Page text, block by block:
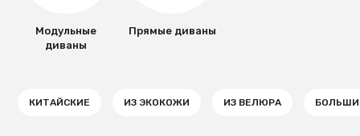
Модульные
диваны
Прямые диваны
КИТАЙСКИЕ ИЗ ЭКОКОЖИ ИЗ ВЕЛЮРА